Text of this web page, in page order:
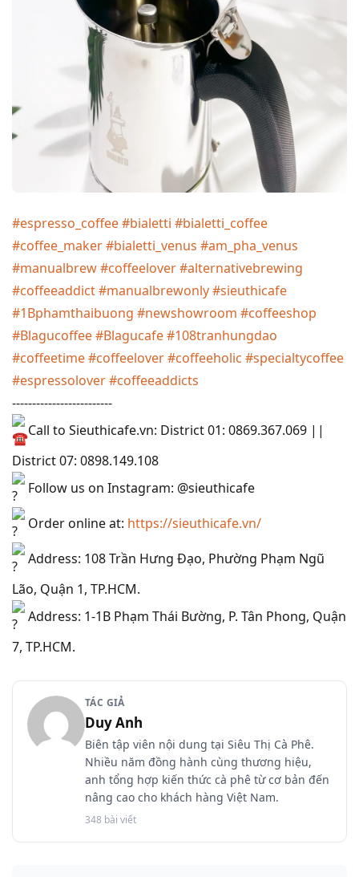
#espresso_coffee#bialetti #bialetti_coffee
#coffee_maker#bialetti_venus #am_pha_venus
#manualbrew#coffeelover#alternativebrewing
#coffeeaddict#manualbrewonly#sieuthicafe
#1Bphamthaibuong #newshowroom #coffeeshop
#Blagucoffee#Blagucafe#108tranhungdao
#coffeetime#coffeelover#coffeeholic #specialtycoffee
#espressolover#coffeeaddicts
-------------------------
Call to Sieuthicafe.vn: District 01: 0869.367.069 ||
District 07: 0898.149.108
Follow us on Instagram: @sieuthicafe
Order online at: https://sieuthicafe.vn/
Address: 108 Trần Hưng Đạo, Phường Phạm Ngũ
Lão, Quận 1, TP.HCM.
Address: 1-1B Phạm Thái Bường, P. Tân Phong, Quận
7, TP.HCM.
TÁC GIẢ
Duy Anh
Biên tập viên nội dung tại Siêu Thị Cà Phê.
Nhiều năm đồng hành cùng thương hiệu,
anh tổng hợp kiến thức cà phê từ cơ bản đến
nâng cao cho khách hàng Việt Nam.
348 bài viết